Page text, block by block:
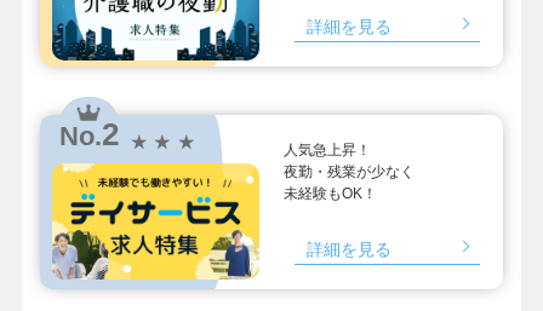
詳細を見る
No.2 ★ ★ ★
人気急上昇！
夜勤・残業が少なく
未経験もOK！
詳細を見る